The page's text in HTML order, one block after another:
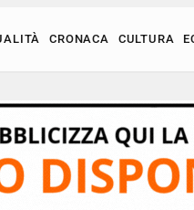
CRONACA CULTURA